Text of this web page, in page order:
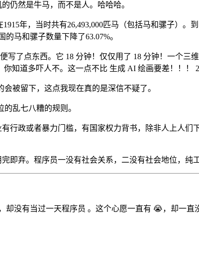
仍然是牛马，而不是人。哈哈哈。
年，当时共有26,493,000匹马（包括马和骡子）。
的马和骡子数量下降了63.07%。
写了点东西。它 18 分钟！仅仅用了 18 分钟！一个三
知道多吓人不。这一点不比 生成 AI 绘画要差！！！
被留下，这点我现在真的是深信不疑了。
乱七八糟的规则。
行政或者暴力门槛，有国家权力背书，除非人上人
即弃。程序员一没有社会关系，二没有社会地位，纯
没有当过一天程序员 。这个心愿一直有 😭，却一直